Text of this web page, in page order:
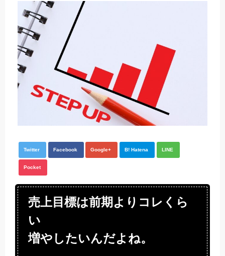
Twitter Facebook Google+ B! Hatena LINE
Pocket
売上目標は前期よりコレくら
い
増やしたいんだよね。